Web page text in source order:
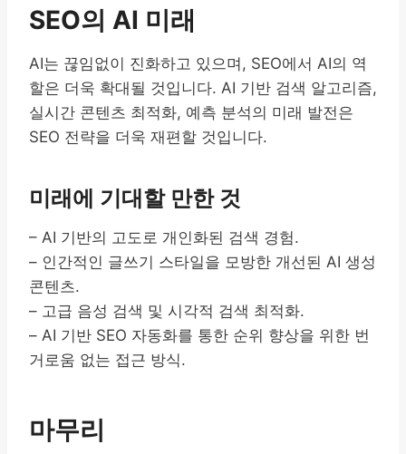
SEO의 AI 미래
AI는 끊임없이 진화하고 있으며, SEO에서 AI의 역
할은 더욱 확대될 것입니다. AI 기반 검색 알고리즘,
실시간 콘텐츠 최적화, 예측 분석의 미래 발전은
SEO 전략을 더욱 재편할 것입니다.
미래에 기대할 만한 것
– AI 기반의 고도로 개인화된 검색 경험.
– 인간적인 글쓰기 스타일을 모방한 개선된 AI 생성
콘텐츠.
– 고급 음성 검색 및 시각적 검색 최적화.
– AI 기반 SEO 자동화를 통한 순위 향상을 위한 번
거로움 없는 접근 방식.
마무리